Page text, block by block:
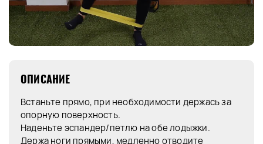
ОПИСАНИЕ
Встаньте прямо, при необходимости держась за
опорную поверхность.
Наденьте эспандер/петлю на обе лодыжки.
Держа ноги прямыми, медленно отводите